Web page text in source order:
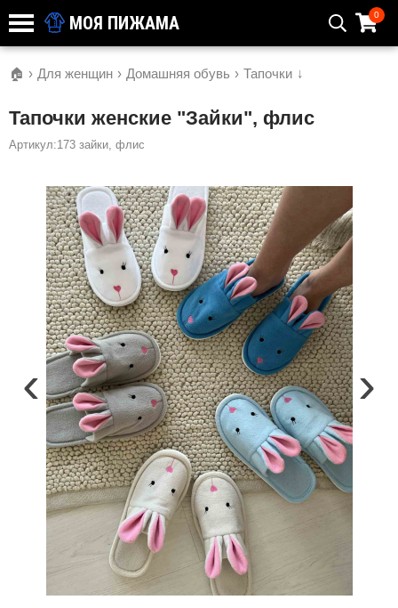
МОЯ ПИЖАМА 0
🏠 › Для женщин › Домашняя обувь › Тапочки ↓
Тапочки женские "Зайки", флис
Артикул:173 зайки, флис
‹ ›